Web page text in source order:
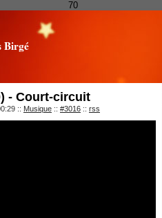
70
Birgé
- Court-circuit
:: Musique :: #3016 :: rss